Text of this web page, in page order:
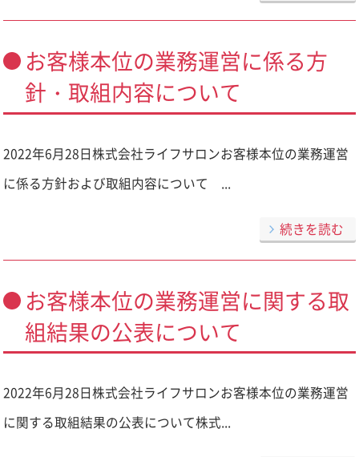
お客様本位の業務運営に係る方
針・取組内容について
2022年6月28日株式会社ライフサロンお客様本位の業務運営
に係る方針および取組内容について ...
続きを読む
お客様本位の業務運営に関する取
組結果の公表について
2022年6月28日株式会社ライフサロンお客様本位の業務運営
に関する取組結果の公表について株式...